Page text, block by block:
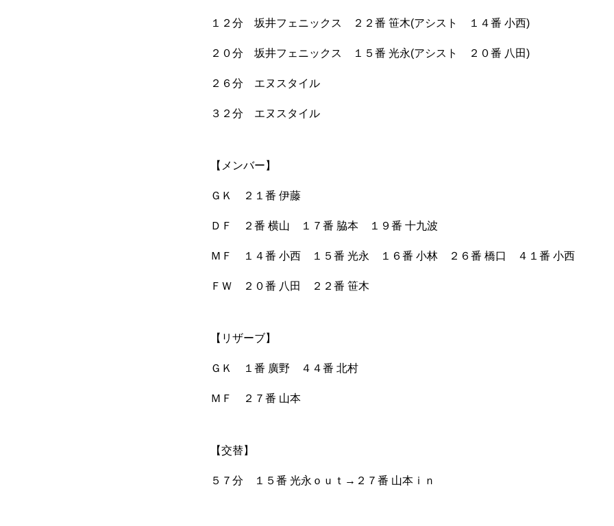
１２分 坂井フェニックス ２２番 笹木(アシスト １４番 小西)
２０分 坂井フェニックス １５番 光永(アシスト ２０番 八田)
２６分 エヌスタイル
３２分 エヌスタイル
【メンバー】
ＧＫ ２１番 伊藤
ＤＦ ２番 横山 １７番 脇本 １９番 十九波
ＭＦ １４番 小西 １５番 光永 １６番 小林 ２６番 橋口 ４１番 小西
ＦＷ ２０番 八田 ２２番 笹木
【リザーブ】
ＧＫ １番 廣野 ４４番 北村
ＭＦ ２７番 山本
【交替】
５７分 １５番 光永ｏｕｔ→２７番 山本ｉｎ